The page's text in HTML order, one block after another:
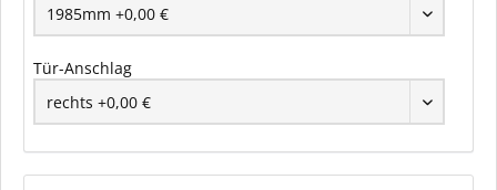
Tür-Anschlag